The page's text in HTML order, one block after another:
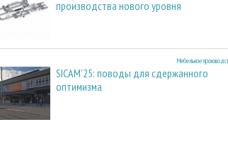
производства нового уровня
Мебельное
SICAM'25: поводы для сдержанного
оптимизма